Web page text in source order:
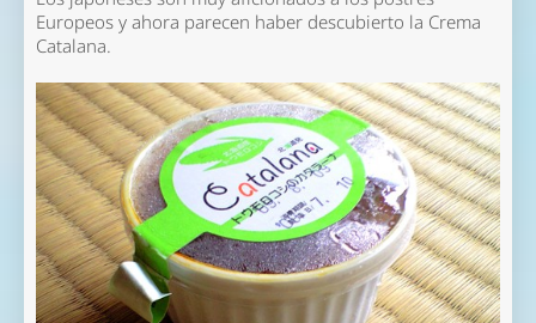
Europeos y ahora parecen haber descubierto la Crema
Catalana.